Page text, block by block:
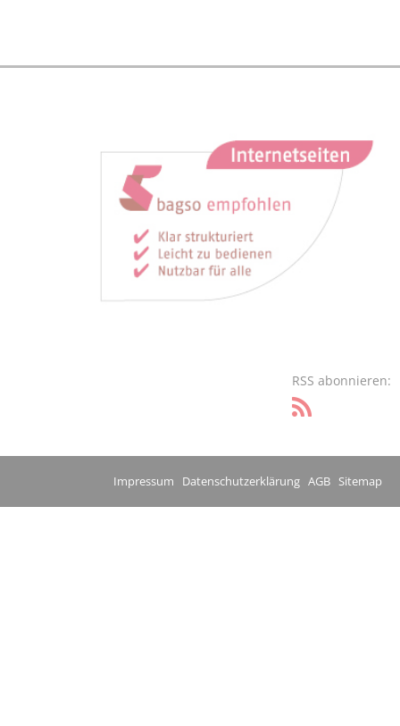
RSS abonnieren:
Impressum Datenschutzerklärung AGB Sitemap